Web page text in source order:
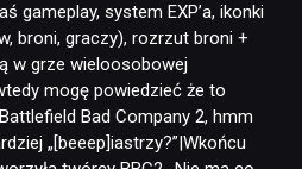
gameplay, system EXP’a, ikonki
broni, graczy), rozrzut broni +
w grze wieloosobowej
mogę powiedzieć że to
Bad Company 2, hmm
„[beeep]iastrzy?”|Wkońcu